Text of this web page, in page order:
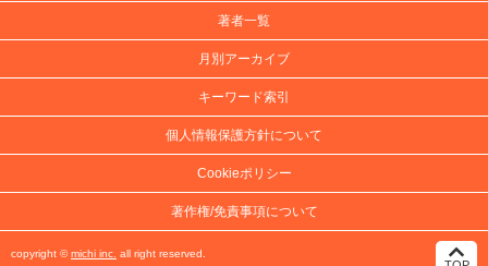
著者一覧
月別アーカイブ
キーワード索引
個人情報保護方針について
Cookieポリシー
著作権/免責事項について
copyright ©michi inc. all right reserved.